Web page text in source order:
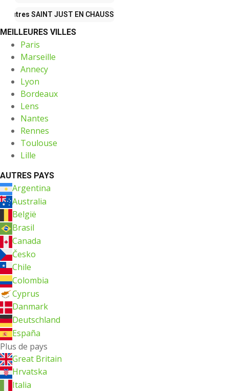
Autres SAINT JUST EN CHAUSSEE
MEILLEURES VILLES
Paris
Marseille
Annecy
Lyon
Bordeaux
Lens
Nantes
Rennes
Toulouse
Lille
AUTRES PAYS
Argentina
Australia
België
Brasil
Canada
Česko
Chile
Colombia
Cyprus
Danmark
Deutschland
España
Plus de pays
Great Britain
Hrvatska
Italia